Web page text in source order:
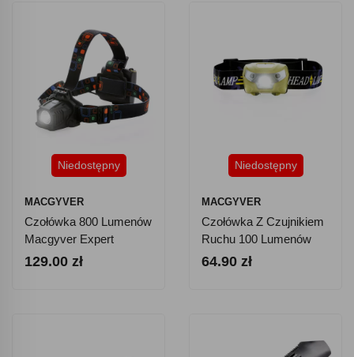
Niedostępny
MACGYVER
Czołówka 800 Lumenów
Macgyver Expert
102274
129.00 zł
Niedostępny
MACGYVER
Czołówka Z Czujnikiem
Ruchu 100 Lumenów
Macgyver USB 102272
64.90 zł